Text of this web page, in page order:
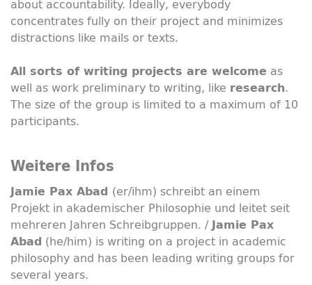
about accountability. Ideally, everybody
concentrates fully on their project and minimizes
distractions like mails or texts.
All sorts of writing projects are welcome as
well as work preliminary to writing, like research.
The size of the group is limited to a maximum of 10
participants.
Weitere Infos
Jamie Pax Abad (er/ihm) schreibt an einem
Projekt in akademischer Philosophie und leitet seit
mehreren Jahren Schreibgruppen. /Jamie Pax
Abad (he/him) is writing on a project in academic
philosophy and has been leading writing groups for
several years.